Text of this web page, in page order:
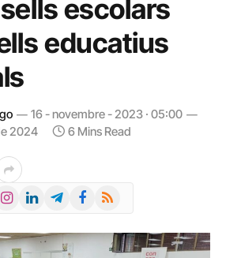
escolars
educatius
16 - novembre - 2023 · 05:00
2024 6 Mins Read
InstagramLinkedInTelegramFacebook
RSS